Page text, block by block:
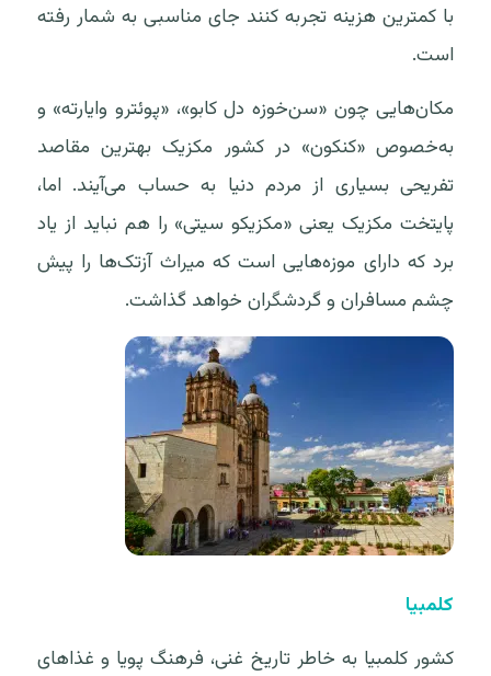
با کمترین هزینه تجربه کنند جای مناسبی به شمار رفته
است.
مکان‌هایی چون «سن‌خوزه دل کابو»، «پوئترو وایارته» و
به‌خصوص «کنکون» در کشور مکزیک بهترین مقاصد
تفریحی بسیاری از مردم دنیا به حساب می‌آیند. اما،
پایتخت مکزیک یعنی «مکزیکو سیتی» را هم نباید از یاد
برد که دارای موزه‌هایی است که میراث آزتک‌ها را پیش
چشم مسافران و گردشگران خواهد گذاشت.
کلمبیا
کشور کلمبیا به خاطر تاریخ غنی، فرهنگ پویا و غذاهای